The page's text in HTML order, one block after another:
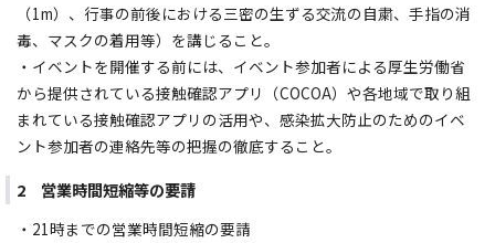
（1m）、行事の前後における三密の生ずる交流の自粛、手指の消
毒、マスクの着用等）を講じること。
・イベントを開催する前には、イベント参加者による厚生労働省
から提供されている接触確認アプリ（COCOA）や各地域で取り組
まれている接触確認アプリの活用や、感染拡大防止のためのイベ
ント参加者の連絡先等の把握の徹底すること。
2 営業時間短縮等の要請
・21時までの営業時間短縮の要請